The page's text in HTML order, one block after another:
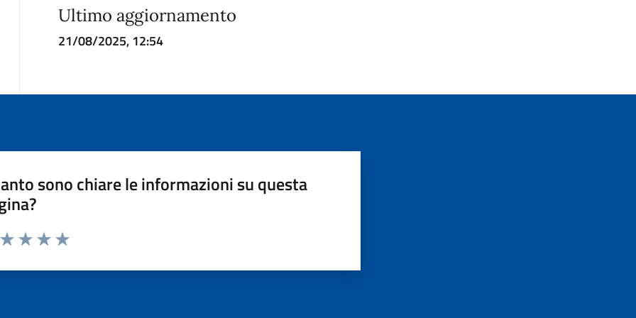
Ultimo aggiornamento
21/08/2025, 12:54
sono chiare le informazioni su questa
da 1 a 5 stelle la pagina